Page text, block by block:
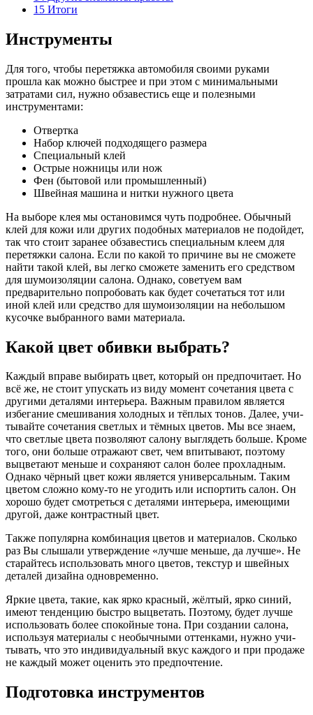
15 Итоги
Инструменты
Для того, чтобы перетяжка автомобиля своими руками
прошла как можно быстрее и при этом с минимальными
затратами сил, нужно обзавестись еще и полезными
инструментами:
Отвертка
Набор ключей подходящего размера
Специальный клей
Острые ножницы или нож
Фен (бытовой или промышленный)
Швейная машина и нитки нужного цвета
На выборе клея мы остановимся чуть подробнее. Обычный
клей для кожи или других подобных материалов не подойдет,
так что стоит заранее обзавестись специальным клеем для
перетяжки салона. Если по какой то причине вы не сможете
найти такой клей, вы легко сможете заменить его средством
для шумоизоляции салона. Однако, советуем вам
предварительно попробовать как будет сочетаться тот или
иной клей или средство для шумоизоляции на небольшом
кусочке выбранного вами материала.
Какой цвет обивки выбрать?
Каж­дый впра­ве выби­рать цвет, кото­рый он пред­по­чи­та­ет. Но
всё же, не сто­ит упус­кать из виду момент соче­та­ния цве­та с
дру­ги­ми дета­ля­ми инте­рье­ра. Важ­ным пра­ви­лом явля­ет­ся
избе­га­ние сме­ши­ва­ния холод­ных и тёп­лых тонов. Далее, учи­
ты­вай­те соче­та­ния свет­лых и тём­ных цве­тов. Мы все зна­ем,
что свет­лые цве­та поз­во­ля­ют сало­ну выгля­деть боль­ше. Кро­ме
того, они боль­ше отра­жа­ют свет, чем впи­ты­ва­ют, поэто­му
выцве­та­ют мень­ше и сохра­ня­ют салон более про­хлад­ным.
Одна­ко чёр­ный цвет кожи явля­ет­ся уни­вер­саль­ным. Таким
цве­том слож­но кому-то не уго­дить или испор­тить салон. Он
хоро­шо будет смот­реть­ся с дета­ля­ми инте­рье­ра, име­ю­щи­ми
дру­гой, даже кон­траст­ный цвет.
Так­же попу­ляр­на ком­би­на­ция цве­тов и мате­ри­а­лов. Сколь­ко
раз Вы слы­ша­ли утвер­жде­ние «луч­ше мень­ше, да луч­ше». Не
ста­рай­тесь исполь­зо­вать мно­го цве­тов, тек­стур и швей­ных
дета­лей дизай­на одновременно.
Яркие цве­та, такие, как ярко крас­ный, жёл­тый, ярко синий,
име­ют тен­ден­цию быст­ро выцве­тать. Поэто­му, будет луч­ше
исполь­зо­вать более спо­кой­ные тона. При созда­нии сало­на,
исполь­зуя мате­ри­а­лы с необыч­ны­ми оттен­ка­ми, нуж­но учи­
ты­вать, что это инди­ви­ду­аль­ный вкус каж­до­го и при про­да­же
не каж­дый может оце­нить это предпочтение.
Подготовка инструментов